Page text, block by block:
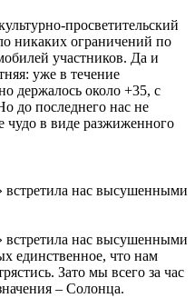
просветительский
никаких ограничений по
участников. Да и
уже в течение
держалось около +35, с
до последнего нас не
чудо в виде разжиженного
встретила нас высушенными
встретила нас высушенными
единственное, что нам
Зато мы всего за час
– Солонца.